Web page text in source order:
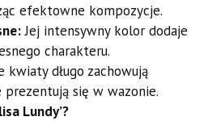
efektowne kompozycje.
Jej intensywny kolor dodaje
charakteru.
kwiaty długo zachowują
się w wazonie.
Lundy’?